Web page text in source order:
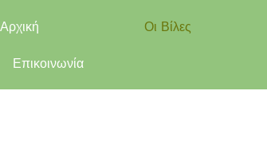
Αρχική Οι Βίλες
Επικοινωνία